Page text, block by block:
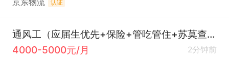
京东物流 认证
通风工（应届生优先+保险+管吃管住+苏莫查干敖包萤石矿）
4000-5000元/月
2分钟前